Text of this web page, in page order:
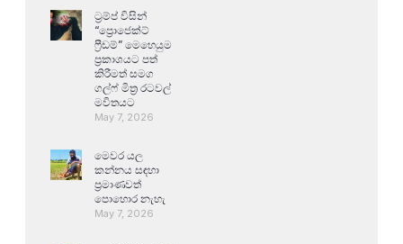
ට්‍රම්ප් විසින්
“ප්‍රොජෙක්ට්
ෆ්‍රීඩම්” මෙහෙයුම
ප්‍රකාශයට පත්
කිරීමත් සමග
ගල්ෆ් මිත්‍ර රටවල්
මවිතයට
May 7, 2026
මෙවර යල
කන්නය සඳහා
ප්‍රමාණවත්
පොහොර නැහැ
May 7, 2026